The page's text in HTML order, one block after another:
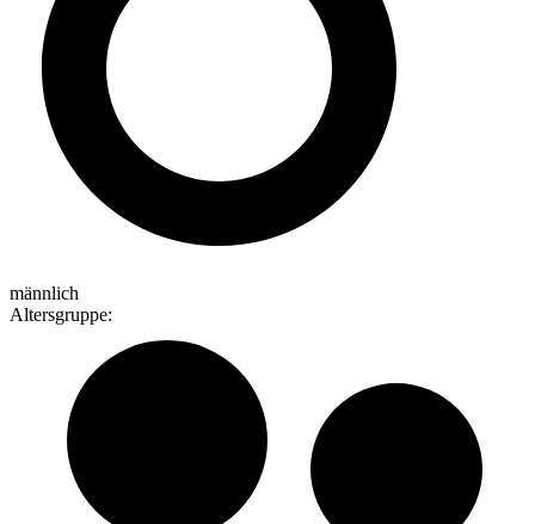
männlich
Altersgruppe: